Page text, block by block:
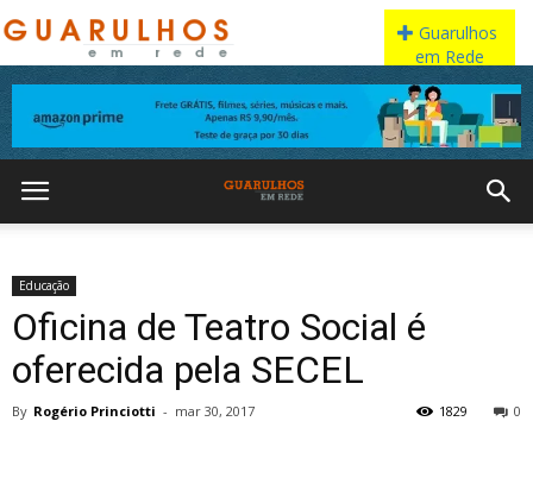
Educação
Oficina de Teatro Social é
oferecida pela SECEL
By Rogério Princiotti - mar 30, 2017 0
1829